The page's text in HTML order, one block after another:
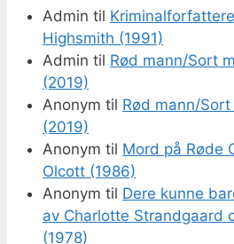
Admin til
Highsmith (1991)
Admin til Rød mann/Sort
(2019)
Anonym til Rød mann/
(2019)
Anonym til Mord på Røde
Olcott (1986)
Anonym til Dere kunne
av Charlotte Strandgaard
(1978)